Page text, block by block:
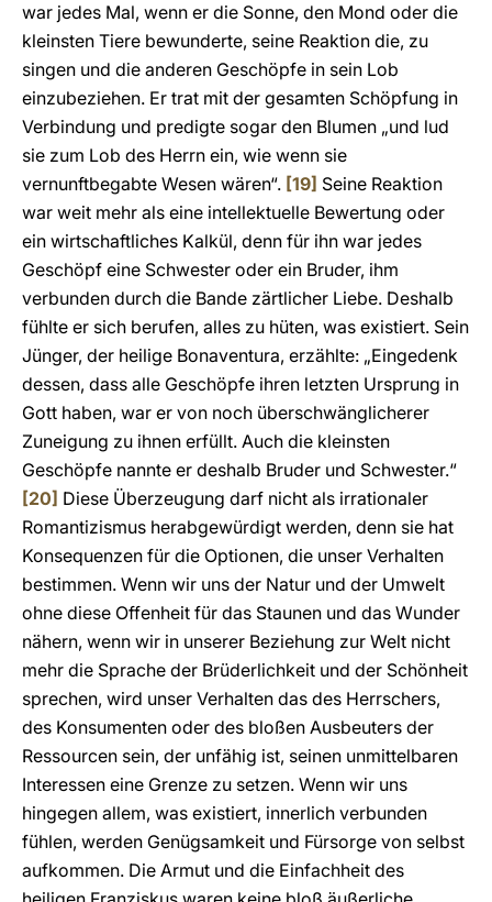
war jedes Mal, wenn er die Sonne, den Mond oder die
kleinsten Tiere bewunderte, seine Reaktion die, zu
singen und die anderen Geschöpfe in sein Lob
einzubeziehen. Er trat mit der gesamten Schöpfung in
Verbindung und predigte sogar den Blumen „und lud
sie zum Lob des Herrn ein, wie wenn sie
vernunftbegabte Wesen wären“. [19] Seine Reaktion
war weit mehr als eine intellektuelle Bewertung oder
ein wirtschaftliches Kalkül, denn für ihn war jedes
Geschöpf eine Schwester oder ein Bruder, ihm
verbunden durch die Bande zärtlicher Liebe. Deshalb
fühlte er sich berufen, alles zu hüten, was existiert. Sein
Jünger, der heilige Bonaventura, erzählte: „Eingedenk
dessen, dass alle Geschöpfe ihren letzten Ursprung in
Gott haben, war er von noch überschwänglicherer
Zuneigung zu ihnen erfüllt. Auch die kleinsten
Geschöpfe nannte er deshalb Bruder und Schwester.“
[20] Diese Überzeugung darf nicht als irrationaler
Romantizismus herabgewürdigt werden, denn sie hat
Konsequenzen für die Optionen, die unser Verhalten
bestimmen. Wenn wir uns der Natur und der Umwelt
ohne diese Offenheit für das Staunen und das Wunder
nähern, wenn wir in unserer Beziehung zur Welt nicht
mehr die Sprache der Brüderlichkeit und der Schönheit
sprechen, wird unser Verhalten das des Herrschers,
des Konsumenten oder des bloßen Ausbeuters der
Ressourcen sein, der unfähig ist, seinen unmittelbaren
Interessen eine Grenze zu setzen. Wenn wir uns
hingegen allem, was existiert, innerlich verbunden
fühlen, werden Genügsamkeit und Fürsorge von selbst
aufkommen. Die Armut und die Einfachheit des